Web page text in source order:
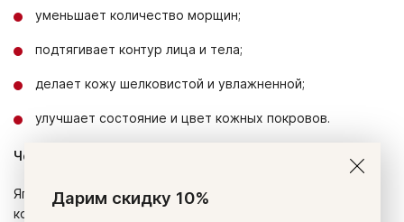
уменьшает количество морщин;
подтягивает контур лица и тела;
делает кожу шелковистой и увлажненной;
улучшает состояние и цвет кожных покровов.
Чем полезны БАДы с коллагеном?
Японцы первыми начали изучать интересные свойства
коллагена. Учёные из Страны восходящего солнца давно
Дарим скидку 10%